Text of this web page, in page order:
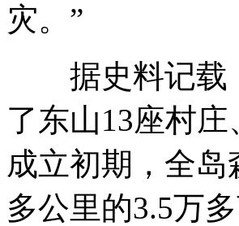
灾。”
据史料记载，
了东山13座村
成立初期，全岛
多公里的3.5万